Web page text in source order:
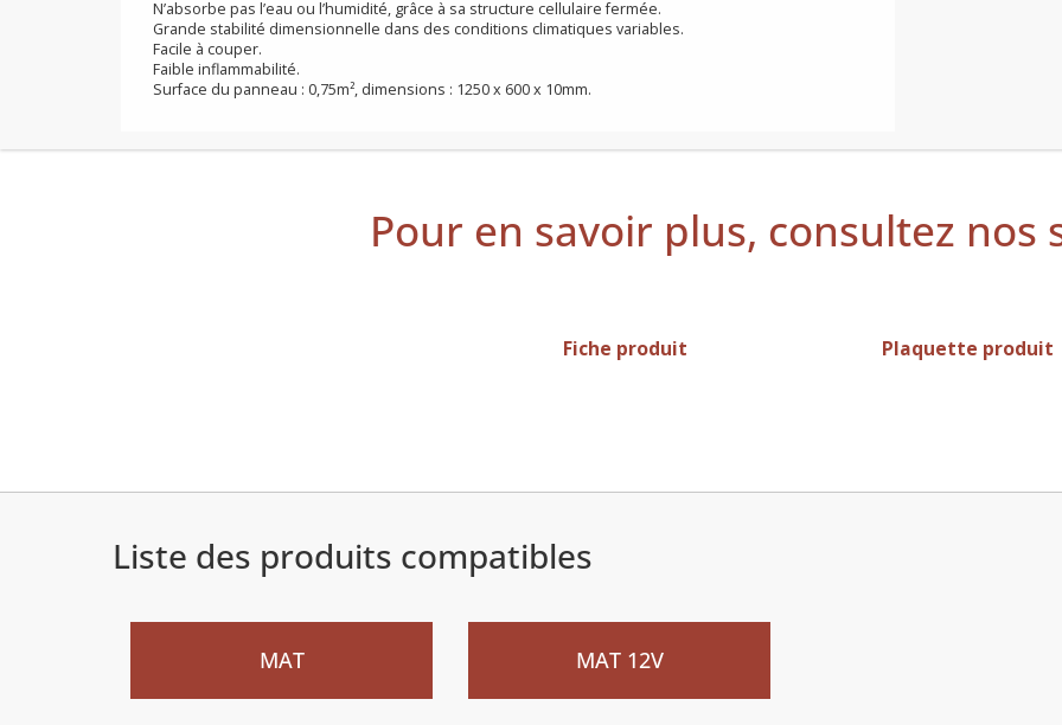
Application pour les trames chauffantes électriques pour pose collée MAT et MAT12V.
Propriété d’isolation thermique permanente et élevée.
Haute résistance à la compression.
N’absorbe pas l’eau ou l’humidité, grâce à sa structure cellulaire fermée.
Facile à couper.
Pour en savoir plus, consultez nos
Fiche produit Plaquette produit
Liste des produits compatibles
MAT MAT 12V